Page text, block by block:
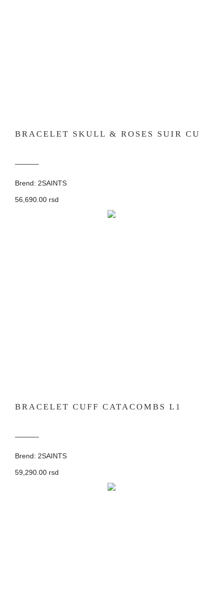
BRACELET SKULL & ROSES SUIR CU
Brend: 2SAINTS
56,690.00 rsd
BRACELET CUFF CATACOMBS L1
Brend: 2SAINTS
59,290.00 rsd